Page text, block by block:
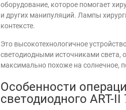
оборудование, которое помогает
и других манипуляций. Лампы
контексте.
Это высокотехнологичное
светодиодными источниками
максимально похоже на солнечное,
Особенности
светодиодного ART-II